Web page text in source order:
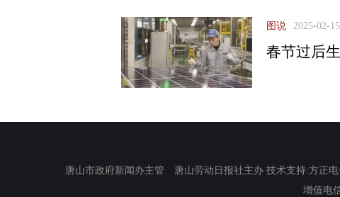
图说 2025-02-15
春节过后
唐山市政府新闻办主管 唐山劳动日报社主办 技术支持:方正
增值电